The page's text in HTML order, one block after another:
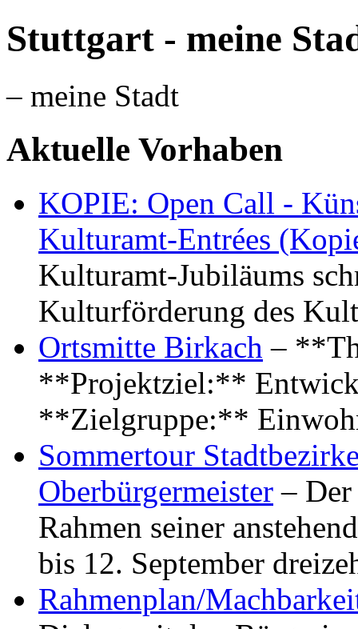
Stuttgart - meine
– meine Stadt
Aktuelle Vorhaben
KOPIE: Open Call -
Kulturamt-Entrées
Kulturamt-Jubiläums
Kulturförderung des
Ortsmitte Birkach –
**Projektziel:**
**Zielgruppe:**
Sommertour
Oberbürgermeister –
Rahmen seiner
bis 12. September
Rahmenplan/